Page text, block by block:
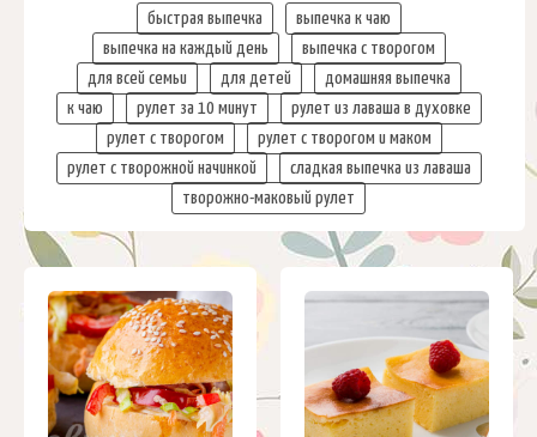
быстрая выпечка
выпечка к чаю
выпечка на каждый день
выпечка с творогом
для всей семьи
для детей
домашняя выпечка
к чаю
рулет за 10 минут
рулет из лаваша в духовке
рулет с творогом
рулет с творогом и маком
рулет с творожной начинкой
сладкая выпечка из лаваша
творожно-маковый рулет